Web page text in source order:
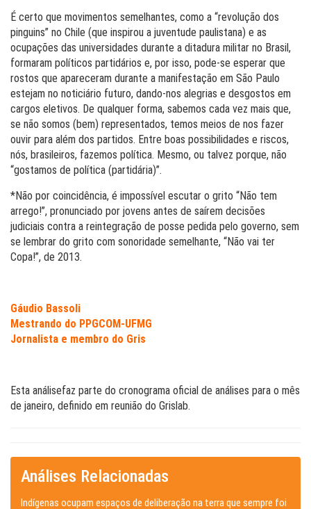
É certo que movimentos semelhantes, como a “revolução dos
pinguins” no Chile (que inspirou a juventude paulistana) e as
ocupações das universidades durante a ditadura militar no Brasil,
formaram políticos partidários e, por isso, pode-se esperar que
rostos que apareceram durante a manifestação em São Paulo
estejam no noticiário futuro, dando-nos alegrias e desgostos em
cargos eletivos. De qualquer forma, sabemos cada vez mais que,
se não somos (bem) representados, temos meios de nos fazer
ouvir para além dos partidos. Entre boas possibilidades e riscos,
nós, brasileiros, fazemos política. Mesmo, ou talvez porque, não
“gostamos de política (partidária)”.
*Não por coincidência, é impossível escutar o grito “Não tem
arrego!”, pronunciado por jovens antes de saírem decisões
judiciais contra a reintegração de posse pedida pelo governo, sem
se lembrar do grito com sonoridade semelhante, “Não vai ter
Copa!”, de 2013.
Gáudio Bassoli
Mestrando do PPGCOM-UFMG
Jornalista e membro do Gris
Esta análisefaz parte do cronograma oficial de análises para o mês
de janeiro, definido em reunião do Grislab.
Análises Relacionadas
Indígenas ocupam espaços de deliberação na terra que sempre foi